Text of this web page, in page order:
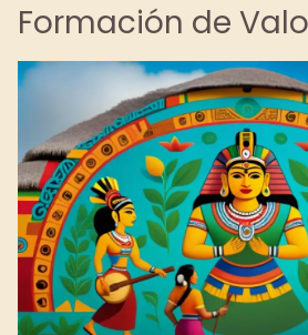
Formación de